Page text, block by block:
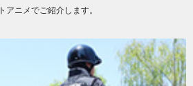
アニメでご紹介します。